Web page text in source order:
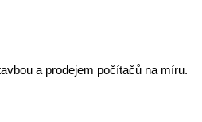
a prodejem počítačů na míru.